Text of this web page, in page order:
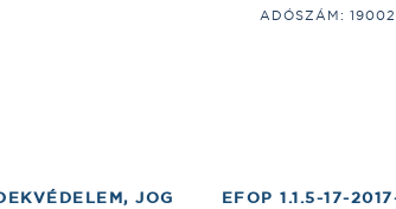
ADÓSZÁM:
JOG EFOP 1.1.5-17-